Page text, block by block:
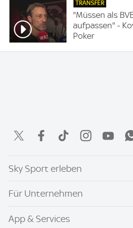
TRANSFER
"Müssen als
aufpassen" -
Poker
Sky Sport erleben
Für Unternehmen
App & Services